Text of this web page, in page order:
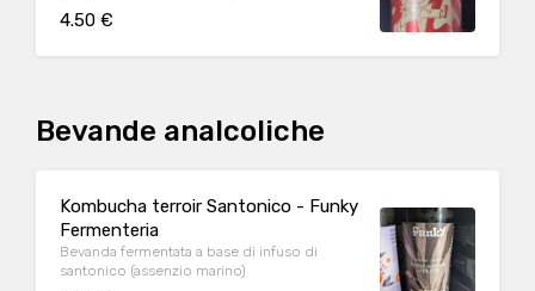
4.50 €
Bevande analcoliche
Kombucha terroir Santonico - Funky
Fermenteria
Bevanda fermentata a base di infuso di
santonico (assenzio marino)